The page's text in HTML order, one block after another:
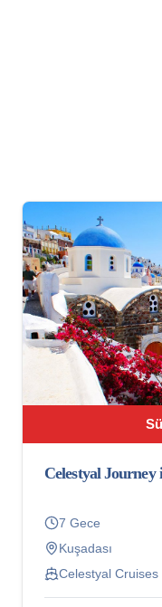
Celestyal
7 Gece
Kuşadası
Celestyal Cruises